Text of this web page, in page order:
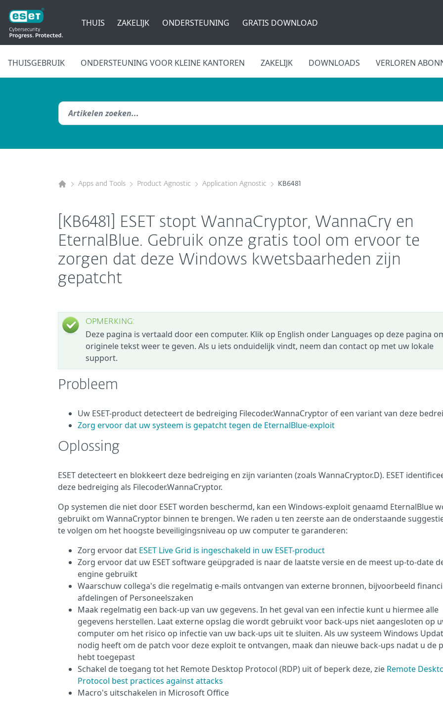
THUIS ZAKELIJK ONDERSTEUNING GRATIS DOWNLOAD
THUISGEBRUIK ONDERSTEUNING VOOR KLEINE KANTOREN ZAKELIJK DOWNLOADS VERLOREN
Apps and Tools Product Agnostic Application Agnostic KB6481
[KB6481] ESET stopt WannaCryptor, WannaCry en
EternalBlue. Gebruik onze gratis tool om ervoor te
zorgen dat deze Windows kwetsbaarheden zijn
gepatcht
OPMERKING:
Deze pagina is vertaald door een computer. Klik op English onder Languages op deze pagina
originele tekst weer te geven. Als u iets onduidelijk vindt, neem dan contact op met uw lokale
support.
Probleem
Uw ESET-product detecteert de bedreiging Filecoder.WannaCryptor of een variant van deze
Zorg ervoor dat uw systeem is gepatcht tegen de EternalBlue-exploit
Oplossing
ESET detecteert en blokkeert deze bedreiging en zijn varianten (zoals WannaCryptor.D). ESET
deze bedreiging als Filecoder.WannaCryptor.
Op systemen die niet door ESET worden beschermd, kan een Windows-exploit genaamd EternalBlue
gebruikt om WannaCryptor binnen te brengen. We raden u ten zeerste aan de onderstaande
te volgen om het hoogste beveiligingsniveau op uw computer te garanderen:
Zorg ervoor dat ESET Live Grid is ingeschakeld in uw ESET-product
Zorg ervoor dat uw ESET software geüpgraded is naar de laatste versie en de meest up-to-date
engine gebruikt
Waarschuw collega's die regelmatig e-mails ontvangen van externe bronnen, bijvoorbeeld
afdelingen of Personeelszaken
Maak regelmatig een back-up van uw gegevens. In het geval van een infectie kunt u hiermee alle
gegevens herstellen. Laat externe opslag die wordt gebruikt voor back-ups niet aangesloten op
computer om het risico op infectie van uw back-ups uit te sluiten. Als uw systeem Windows
nodig heeft om de patch voor deze exploit te ontvangen, maak dan nieuwe back-ups nadat u de
hebt toegepast
Schakel de toegang tot het Remote Desktop Protocol (RDP) uit of beperk deze, zie Remote
Protocol best practices against attacks
Macro's uitschakelen in Microsoft Office